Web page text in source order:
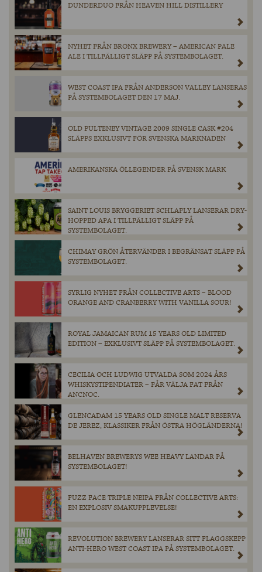
DUNDERDUO FRÅN HEAVEN HILL DISTILLERY
NYHET FRÅN BRONX BREWERY – AMERICAN PALE
ALE I TILLFÄLLIGT SLÄPP PÅ SYSTEMBOLAGET.
WEST COAST IPA FRÅN ANDERSON VALLEY LANSERAS
PÅ SYSTEMBOLAGET DEN 17 MAJ.
OLD PULTENEY VINTAGE 2009 SINGLE CASK #204
SLÄPPS EXKLUSIVT FÖR SVENSKA MARKNADEN
AMERIKANSKA ÖLLEGENDER PÅ SVENSK MARK
SAINT LOUIS BRYGGERIET SCHLAFLY LANSERAR DRY-
HOPPED APA I TILLFÄLLIGT SLÄPP PÅ
SYSTEMBOLAGET.
CHIMAY GRÖN ÅTERVÄNDER I BEGRÄNSAT SLÄPP PÅ
SYSTEMBOLAGET.
SYRLIG NYHET FRÅN COLLECTIVE ARTS – BLOOD
ORANGE AND CRANBERRY WITH VANILLA SOUR!
ROYAL JAMAICAN RUM 15 YEARS OLD LIMITED
EDITION – EXKLUSIVT SLÄPP PÅ SYSTEMBOLAGET.
CECILIA OCH LUDWIG UTVALDA SOM 2024 ÅRS
WHISKYSTIPENDIATER – FÅR VÄLJA FAT FRÅN
ANCNOC.
GLENCADAM 15 YEARS OLD SINGLE MALT RESERVA
DE JEREZ, KLASSIKER FRÅN ÖSTRA HÖGLÄNDERNA!
BELHAVEN BREWERYS WEE HEAVY LANDAR PÅ
SYSTEMBOLAGET!
FUZZ FACE TRIPLE NEIPA FRÅN COLLECTIVE ARTS:
EN EXPLOSIV SMAKUPPLEVELSE!
REVOLUTION BREWERY LANSERAR SITT FLAGGSKEPP
ANTI-HERO WEST COAST IPA PÅ SYSTEMBOLAGET.